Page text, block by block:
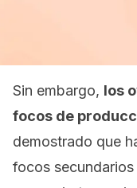
Sin embargo, los
focos de
demostrado que
focos secundarios